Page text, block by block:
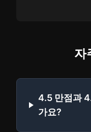
자
4.5 만점과
가요?